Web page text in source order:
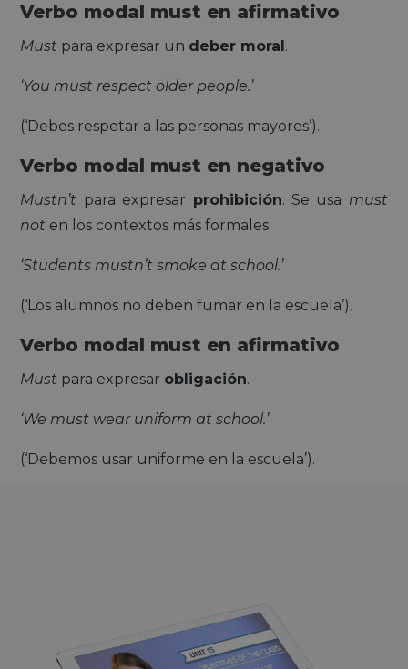
Verbo modal must en afirmativo
Must para expresar un deber moral.
‘You must respect older people.’
(‘Debes respetar a las personas mayores’).
Verbo modal must en negativo
Mustn’t para expresar prohibición. Se usa must
not en los contextos más formales.
‘Students mustn’t smoke at school.’
(‘Los alumnos no deben fumar en la escuela’).
Verbo modal must en afirmativo
Must para expresar obligación.
‘We must wear uniform at school.’
(‘Debemos usar uniforme en la escuela’).